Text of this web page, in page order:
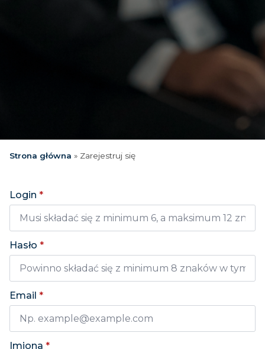
Strona główna » Zarejestruj się
Login *
Hasło *
Email *
Imiona *